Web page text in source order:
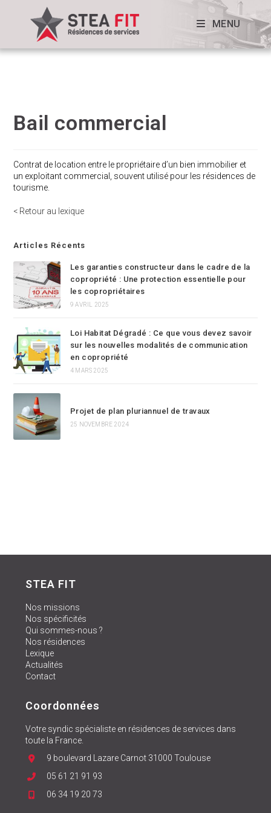
MENU
Bail commercial
Contrat de location entre le propriétaire d’un bien immobilier et
un exploitant commercial, souvent utilisé pour les résidences de
tourisme.
< Retour au lexique
Articles Récents
Les garanties constructeur dans le cadre de la
copropriété : Une protection essentielle pour
les copropriétaires
9 AVRIL 2025
Loi Habitat Dégradé : Ce que vous devez savoir
sur les nouvelles modalités de communication
en copropriété
4 MARS 2025
Projet de plan pluriannuel de travaux
25 NOVEMBRE 2024
STEA FIT
Nos missions
Nos spécificités
Qui sommes-nous ?
Nos résidences
Lexique
Actualités
Contact
Coordonnées
Votre syndic spécialiste en résidences de services dans
toute la France.
9 boulevard Lazare Carnot 31000 Toulouse
05 61 21 91 93
06 34 19 20 73